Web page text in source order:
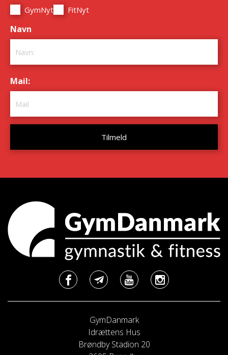
GymNyt FitNyt
Navn
Mail:
GymDanmark
Idrættens Hus
Brøndby Stadion 20